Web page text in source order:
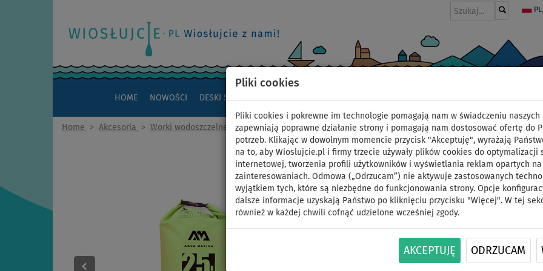
Pliki cookies
Pliki cookies i pokrewne im technologie pomagają nam w świadczeniu naszych
zapewniają poprawne działanie strony i pomagają nam dostosować ofertę do
potrzeb. Klikając w dowolnym momencie przycisk "Akceptuję", wyrażają
na to, aby Wioslujcie.pl i firmy trzecie używały plików cookies do optymalizacji
internetowej, tworzenia profili użytkowników i wyświetlania reklam opartych na
zainteresowaniach. Odmowa („Odrzucam”) nie aktywuje zastosowanych
wyjątkiem tych, które są niezbędne do funkcjonowania strony. Opcje
dalsze informacje uzyskają Państwo po kliknięciu przycisku "Więcej". W tej
również w każdej chwili cofnąć udzielone wcześniej zgody.
AKCEPTUJĘ ODRZUCAM
HOME NOWOŚCI DESKI SUP
Home > Akcesoria > Worki wodoszczelne >25 litrów
Wodoszczelny worek
EASY DRY BAG -
ID: 12351387198
Wodoszczelny worek AQUA MARINA SUPER
PVC i ma charakterystyczny kolor dla lepszej